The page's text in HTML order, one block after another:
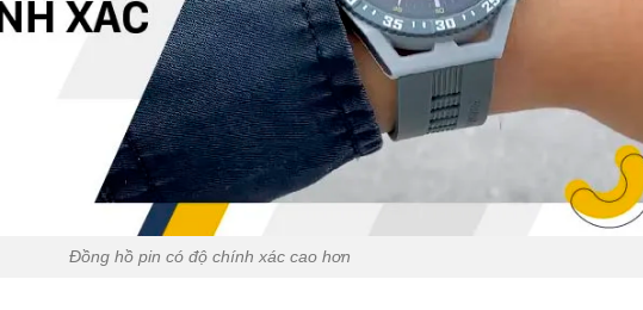
Đồng hồ pin có độ chính xác cao hơn